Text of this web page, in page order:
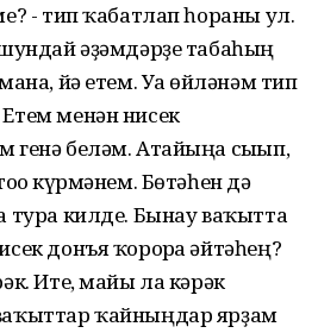
- тип ҡабатлап һораны ул.
әҙәмдәрҙе табаһың
йә етем. Уға өйләнәм тип
менән нисек
генә беләм. Атайыңа сығып,
күрмәнем. Бөтәһен дә
тура килде. Бынау ваҡытта
донъя ҡорорға әйтәһең?
Ите, майы ла кәрәк
ҡайныңдар ярҙам